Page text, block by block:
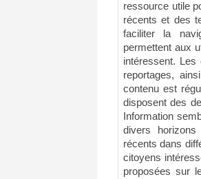
ressource utile
récents et des
faciliter la
permettent aux
intéressent. Les
reportages,
contenu est
disposent des
Information
divers
récents dans
citoyens
proposées sur